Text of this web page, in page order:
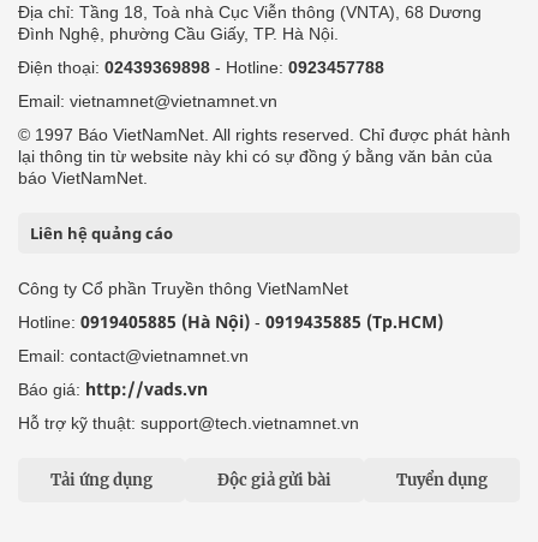
Địa chỉ: Tầng 18, Toà nhà Cục Viễn thông (VNTA), 68 Dương
Đình Nghệ, phường Cầu Giấy, TP. Hà Nội.
Điện thoại: 02439369898 - Hotline: 0923457788
Email: vietnamnet@vietnamnet.vn
© 1997 Báo VietNamNet. All rights reserved. Chỉ được phát hành
lại thông tin từ website này khi có sự đồng ý bằng văn bản của
báo VietNamNet.
Liên hệ quảng cáo
Công ty Cổ phần Truyền thông VietNamNet
Hotline: 0919405885 (Hà Nội) - 0919435885 (Tp.HCM)
Email: contact@vietnamnet.vn
Báo giá: http://vads.vn
Hỗ trợ kỹ thuật: support@tech.vietnamnet.vn
Tải ứng dụng Độc giả gửi bài Tuyển dụng